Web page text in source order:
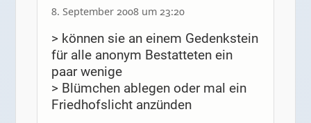
8. September 2008 um 23:20
> können sie an einem Gedenkstein
für alle anonym Bestatteten ein
paar wenige
> Blümchen ablegen oder mal ein
Friedhofslicht anzünden